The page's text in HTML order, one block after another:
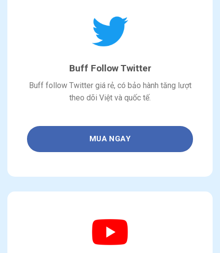
Buff Follow Twitter
Buff follow Twitter giá rẻ, có bảo hành tăng lượt
theo dõi Việt và quốc tế.
MUA NGAY